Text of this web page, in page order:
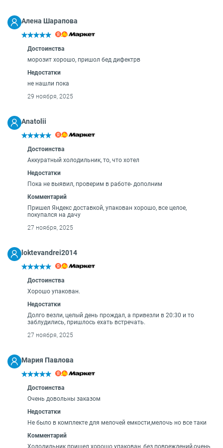
Алена Шарапова
Достоинства
морозит хорошо, пришол бед дифектрв
Недостатки
не нашли пока
29 ноября, 2025
Anatolii
Достоинства
Аккуратный холодильник, то, что хотел
Недостатки
Пока не выявил, проверим в работе- дополним
Комментарий
Пришел Яндекс доставкой, упакован хорошо, все целое,
покупался на дачу
27 ноября, 2025
loktevandrei2014
Достоинства
Хорошо упакован.
Недостатки
Долго везли, целый день прождал, а привезли в 20:30 и то
заблудились, пришлось ехать встречать.
27 ноября, 2025
Мария Павлова
Достоинства
Очень довольны заказом
Недостатки
Не было в комплекте для мелочей емкости,мелочь но все таки
Комментарий
Холодильник пришел хорошо упакован ,без повреждений,очень